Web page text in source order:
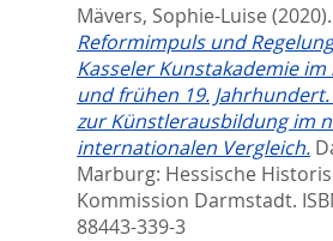
Mävers, Sophie-Luise (2020).
Reformimpuls und
Kasseler Kunstakademie im
und frühen 19.
zur Künstlerausbildung im
internationalen Vergleich.
Marburg: Hessische
Kommission Darmstadt.
88443-339-3